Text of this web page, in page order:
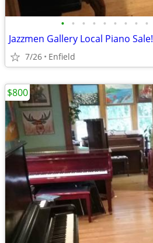
• • • • • • • • •
Jazzmen Gallery Local Piano Sale!
7/26 Enfield
$800